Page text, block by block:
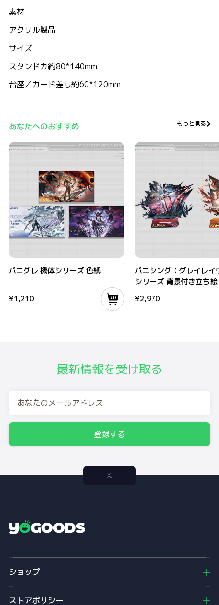
素材
アクリル製品
サイズ
スタンドカ約80*140mm
台座／カード差し約60*120mm
あなたへのおすすめ もっと見る
パニグレ 機体シリーズ 色紙
¥1,210
パニシング：グレイレイ
シリーズ 背景付き立ち
¥2,970
最新情報を受け取る
登録する
g
oショップ
ストアポリシー